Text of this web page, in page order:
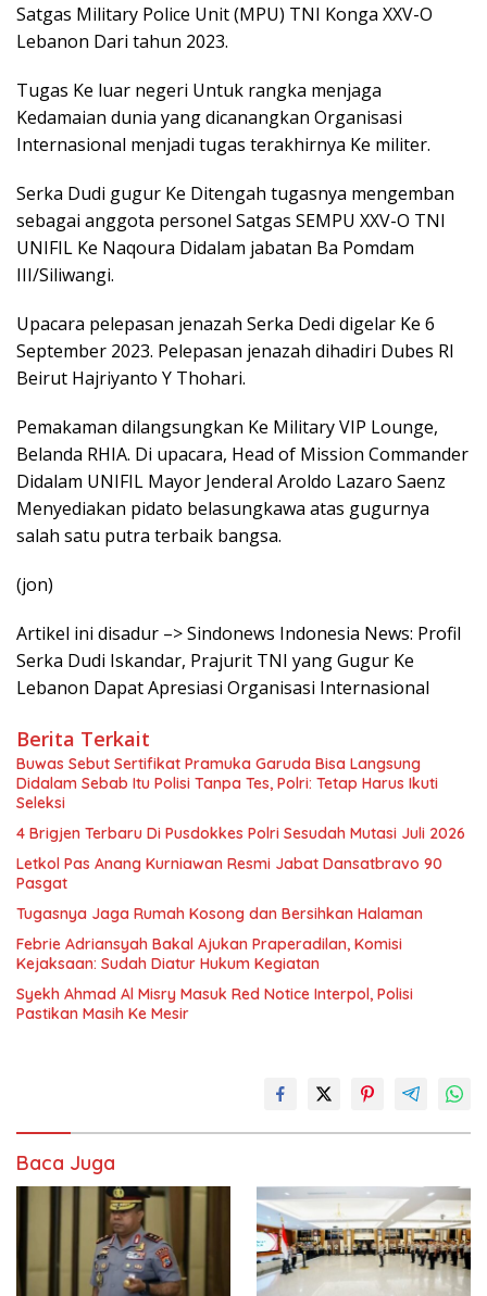
Satgas Military Police Unit (MPU) TNI Konga XXV-O
Lebanon Dari tahun 2023.
Tugas Ke luar negeri Untuk rangka menjaga
Kedamaian dunia yang dicanangkan Organisasi
Internasional menjadi tugas terakhirnya Ke militer.
Serka Dudi gugur Ke Ditengah tugasnya mengemban
sebagai anggota personel Satgas SEMPU XXV-O TNI
UNIFIL Ke Naqoura Didalam jabatan Ba Pomdam
III/Siliwangi.
Upacara pelepasan jenazah Serka Dedi digelar Ke 6
September 2023. Pelepasan jenazah dihadiri Dubes RI
Beirut Hajriyanto Y Thohari.
Pemakaman dilangsungkan Ke Military VIP Lounge,
Belanda RHIA. Di upacara, Head of Mission Commander
Didalam UNIFIL Mayor Jenderal Aroldo Lazaro Saenz
Menyediakan pidato belasungkawa atas gugurnya
salah satu putra terbaik bangsa.
(jon)
Artikel ini disadur –> Sindonews Indonesia News: Profil
Serka Dudi Iskandar, Prajurit TNI yang Gugur Ke
Lebanon Dapat Apresiasi Organisasi Internasional
Berita Terkait
Buwas Sebut Sertifikat Pramuka Garuda Bisa Langsung
Didalam Sebab Itu Polisi Tanpa Tes, Polri: Tetap Harus Ikuti
Seleksi
4 Brigjen Terbaru Di Pusdokkes Polri Sesudah Mutasi Juli 2026
Letkol Pas Anang Kurniawan Resmi Jabat Dansatbravo 90
Pasgat
Tugasnya Jaga Rumah Kosong dan Bersihkan Halaman
Febrie Adriansyah Bakal Ajukan Praperadilan, Komisi
Kejaksaan: Sudah Diatur Hukum Kegiatan
Syekh Ahmad Al Misry Masuk Red Notice Interpol, Polisi
Pastikan Masih Ke Mesir
Baca Juga